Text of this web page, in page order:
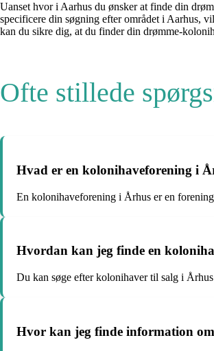
Uanset hvor i Aarhus du ønsker at finde din
specificere din søgning efter området i Aarhus,
kan du sikre dig, at du finder din drømme-
Ofte stillede
Hvad er en kolonihaveforening i
En kolonihaveforening i Århus er en
Hvordan kan jeg finde en
Du kan søge efter kolonihaver til salg i
Hvor kan jeg finde information